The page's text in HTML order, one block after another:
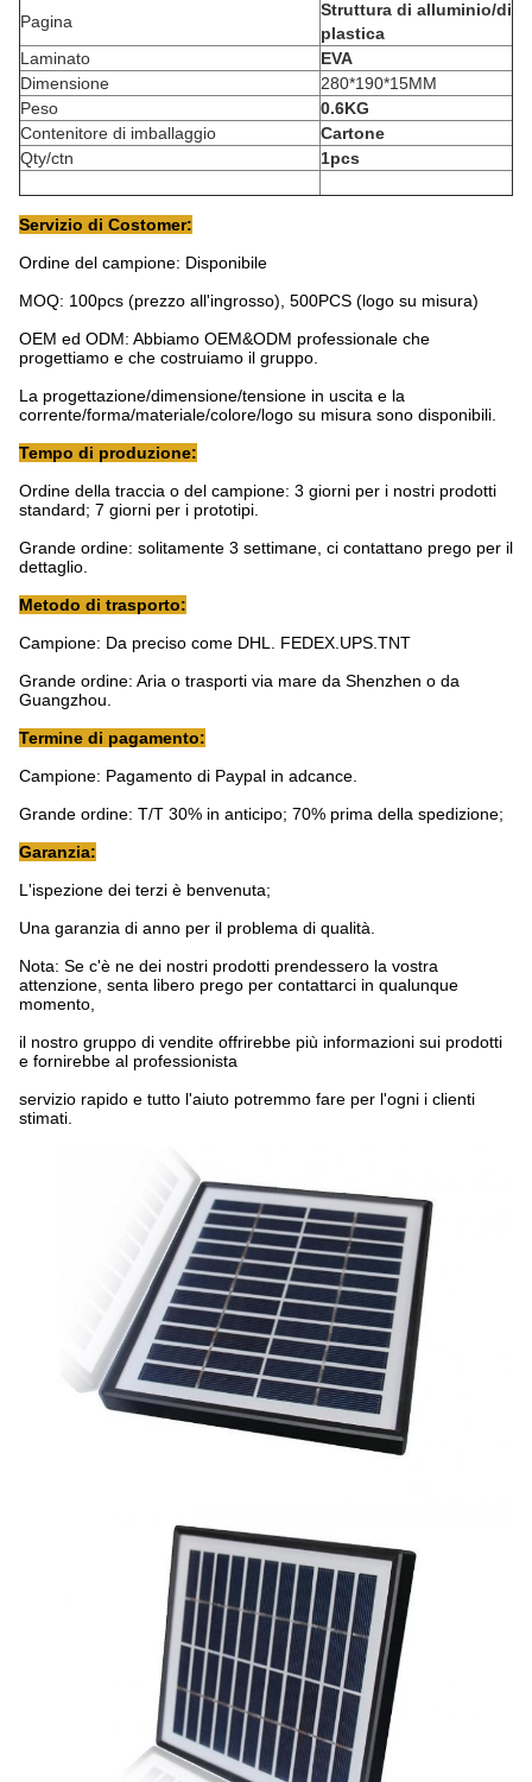
Pagina
Struttura di alluminio/di
plastica
Laminato
EVA
Dimensione
280*190*15MM
Peso
0.6KG
Contenitore di imballaggio
Cartone
Qty/ctn
1pcs
Servizio di Costomer:
Ordine del campione: Disponibile
MOQ: 100pcs (prezzo all'ingrosso), 500PCS (logo su misura)
OEM ed ODM: Abbiamo OEM&ODM professionale che
progettiamo e che costruiamo il gruppo.
La progettazione/dimensione/tensione in uscita e la
corrente/forma/materiale/colore/logo su misura sono disponibili.
Tempo di produzione:
Ordine della traccia o del campione: 3 giorni per i nostri prodotti
standard; 7 giorni per i prototipi.
Grande ordine: solitamente 3 settimane, ci contattano prego per il
dettaglio.
Metodo di trasporto:
Campione: Da preciso come DHL. FEDEX.UPS.TNT
Grande ordine: Aria o trasporti via mare da Shenzhen o da
Guangzhou.
Termine di pagamento:
Campione: Pagamento di Paypal in adcance.
Grande ordine: T/T 30% in anticipo; 70% prima della spedizione;
Garanzia:
L'ispezione dei terzi è benvenuta;
Una garanzia di anno per il problema di qualità.
Nota: Se c'è ne dei nostri prodotti prendessero la vostra
attenzione, senta libero prego per contattarci in qualunque
momento,
il nostro gruppo di vendite offrirebbe più informazioni sui prodotti
e fornirebbe al professionista
servizio rapido e tutto l'aiuto potremmo fare per l'ogni i clienti
stimati.